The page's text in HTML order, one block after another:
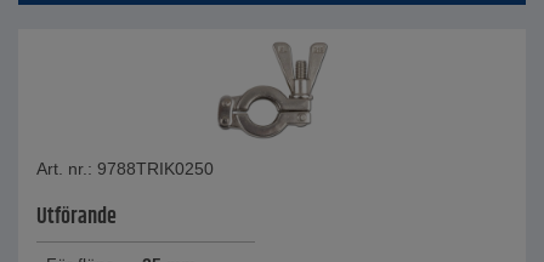
Art. nr.: 9788TRIK0250
Utförande